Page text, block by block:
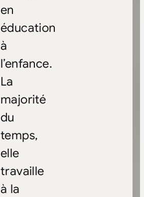
en
éducation
à
l’enfance.
La
majorité
du
temps,
elle
travaille
à la